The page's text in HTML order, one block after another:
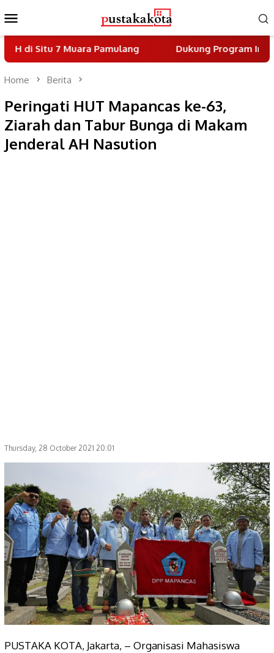
to
contentMenu
7 Muara Pamulang Dukung Program Indonesia
Home Berita
Peringati HUT Mapancas ke-63,
Ziarah dan Tabur Bunga di Makam
Jenderal AH Nasution
Thursday, 28 October 2021 20:01
PUSTAKA KOTA, Jakarta, – Organisasi Mahasiswa